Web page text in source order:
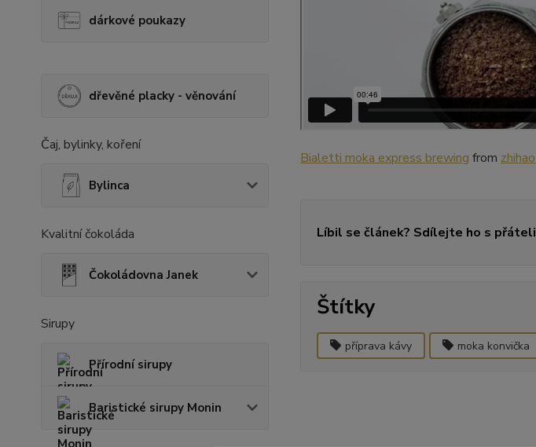
dárkové poukazy
dřevěné placky - věnování
Čaj, bylinky, koření
Bylinca
Kvalitní čokoláda
Čokoládovna Janek
Sirupy
Přírodní sirupy
Baristické sirupy Monin
Bialetti moka express brewing from zhihao
Líbil se článek? Sdílejte ho s přáteli
Štítky
příprava kávy moka konvička